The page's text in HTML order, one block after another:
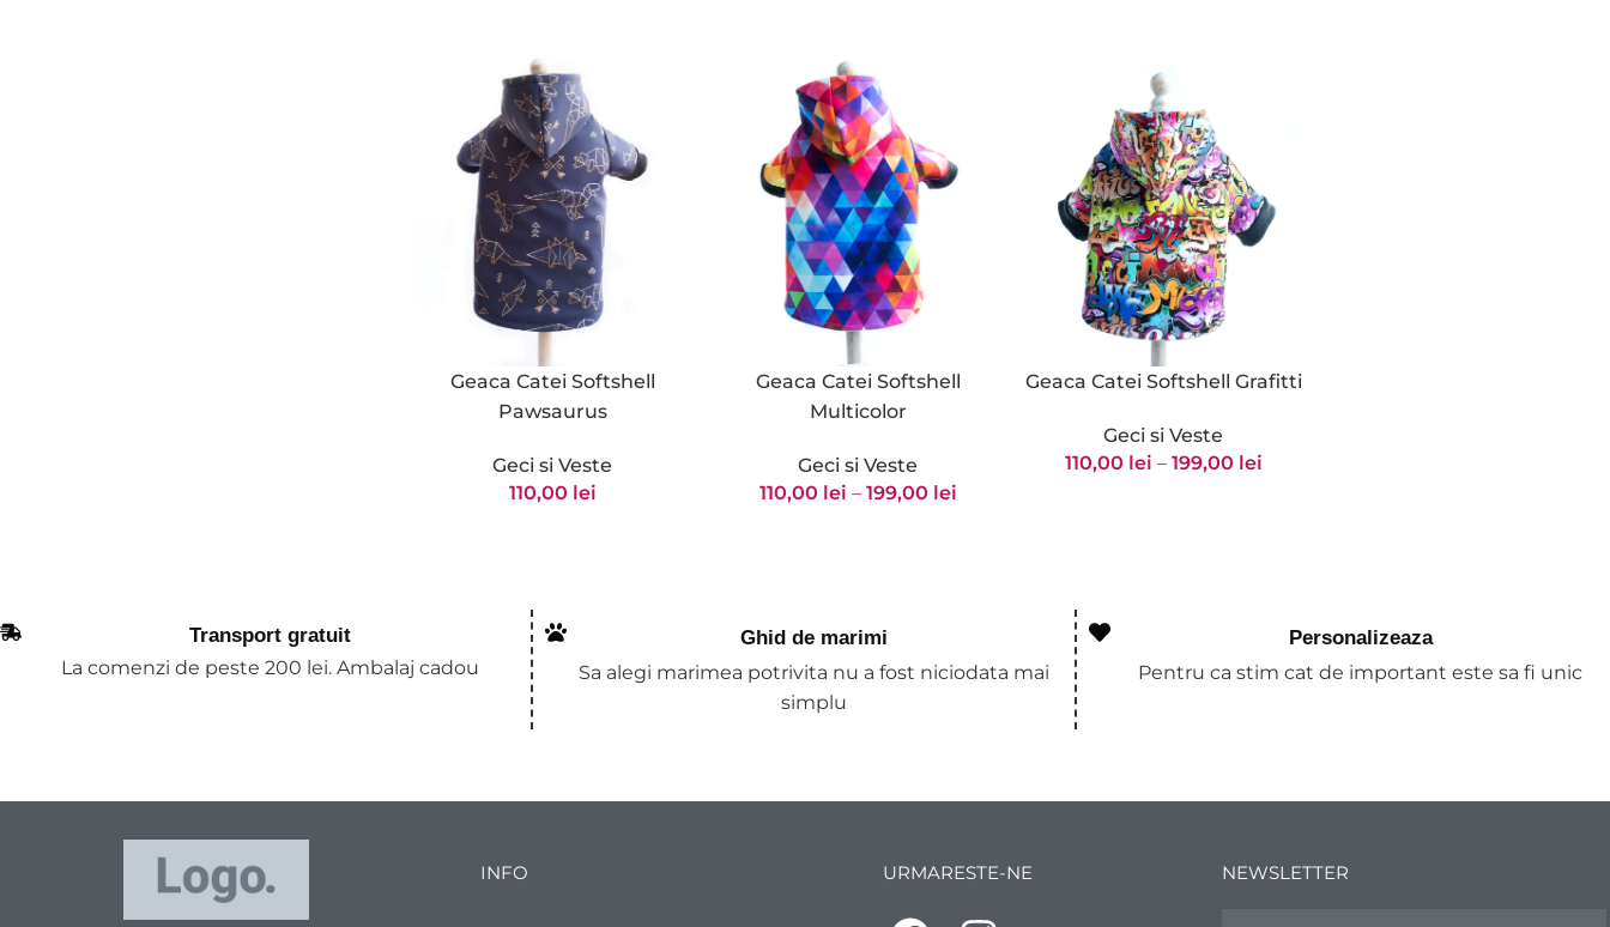
Geaca Catei Softshell
Pawsaurus
Geci si Veste
110,00 lei
Geaca Catei Softshell
Multicolor
Geci si Veste
110,00 lei – 199,00 lei
Geaca Catei Softshell Grafitti
Geci si Veste
110,00 lei – 199,00 lei
Transport gratuit
La comenzi de peste 200 lei. Ambalaj cadou
Ghid de marimi
Sa alegi marimea potrivita nu a fost niciodata mai
simplu
Personalizeaza
Pentru ca stim cat de important este sa fi unic
INFO URMARESTE-NE NEWSLETTER